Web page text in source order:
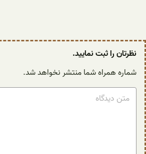
نظرتان را ثبت نمایید.
شماره همراه شما منتشر نخواهد شد.